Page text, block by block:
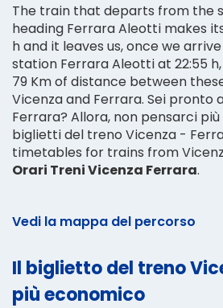
The train that departs from the
heading Ferrara Aleotti makes
h and it leaves us, once we
station Ferrara Aleotti at 22:55
79 Km of distance between
Vicenza and Ferrara. Sei pronto
Ferrara? Allora, non pensarci
biglietti del treno Vicenza -
timetables for trains from
Orari Treni Vicenza Ferrara.
Vedi la mappa del percorso
Il biglietto del treno
più economico